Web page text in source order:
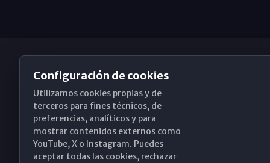
Obispado de Málaga
Santa María, 18-20. 29015 Málaga
Configuración de cookies
Utilizamos cookies propias y de
terceros para fines técnicos, de
preferencias, analíticos y para
mostrar contenidos externos como
YouTube, X o Instagram. Puedes
aceptar todas las cookies, rechazar